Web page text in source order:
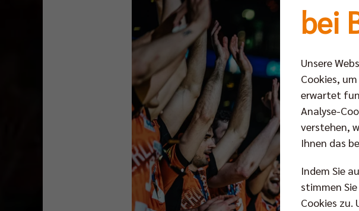
bei
Unsere
Cookies,
erwartet
Analyse-
verstehen,
Ihnen das
Indem Sie
stimmen
Cookies zu.